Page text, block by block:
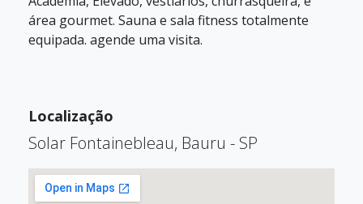
área gourmet. Sauna e sala fitness totalmente
equipada. agende uma visita.
Localização
Solar Fontainebleau, Bauru - SP